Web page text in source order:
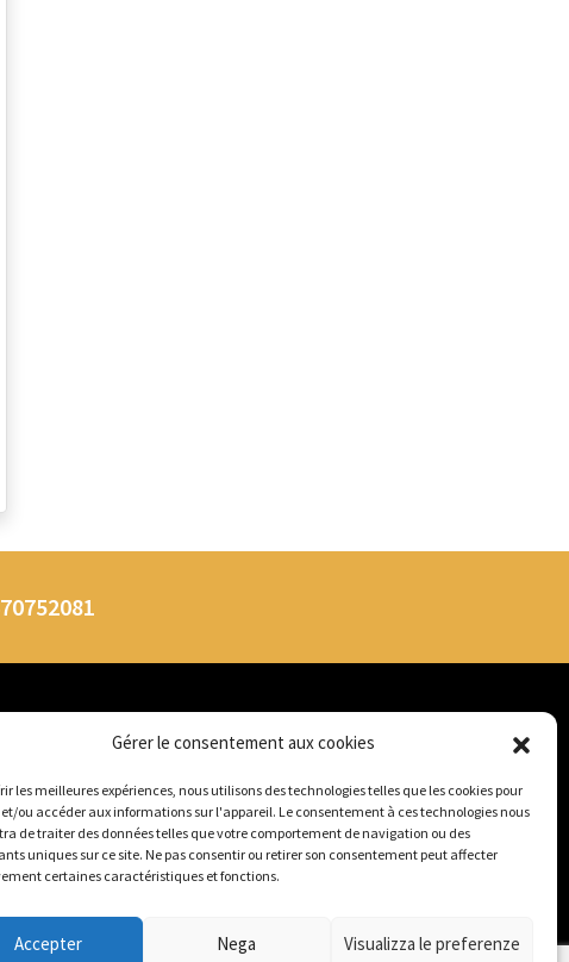
Gérer le consentement aux cookies
les meilleures expériences, nous utilisons des technologies telles que les cookies pour
ou accéder aux informations sur l'appareil. Le consentement à ces technologies nous
de traiter des données telles que votre comportement de navigation ou des
uniques sur ce site. Ne pas consentir ou retirer son consentement peut affecter
certaines caractéristiques et fonctions.
Accepter Nega Visualizza le preferenze
DESTINATIONS
Transfert à Sant’Isidoro
Transfert à Torre Lapillo
Transfert à Gallipoli
Transfert à San Pietro
Ciao, come possiamo aiutarti?